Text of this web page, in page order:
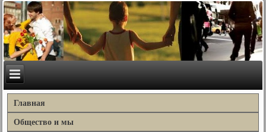
Главная
Общество и мы